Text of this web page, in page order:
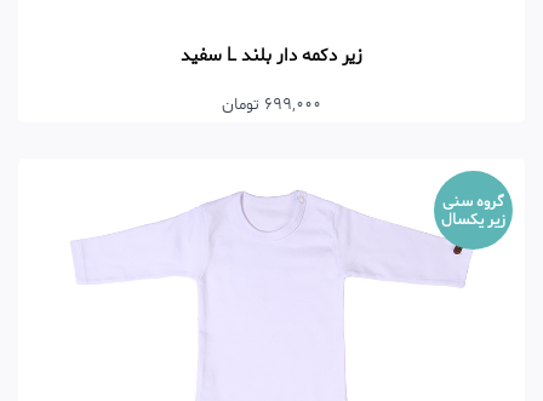
زیر دکمه دار بلند L سفید
699,000 تومان
گروه سنی
زیر یکسال